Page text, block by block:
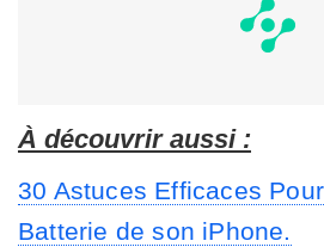
À découvrir aussi :
30 Astuces Efficaces
Batterie de son iPhone.